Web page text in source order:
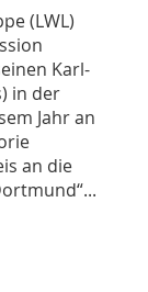
(LWL)
Karl-
in der
Jahr an
an die